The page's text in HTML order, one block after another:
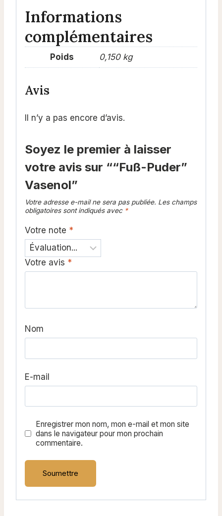
Informations
complémentaires
Poids 0,150 kg
Avis
Il n’y a pas encore d’avis.
Soyez le premier à laisser
votre avis sur ““Fuß-Puder”
Vasenol”
Votre adresse e-mail ne sera pas publiée. Les champs
obligatoires sont indiqués avec *
Votre note *
Votre avis *
Nom
E-mail
Enregistrer mon nom, mon e-mail et mon site
dans le navigateur pour mon prochain
commentaire.